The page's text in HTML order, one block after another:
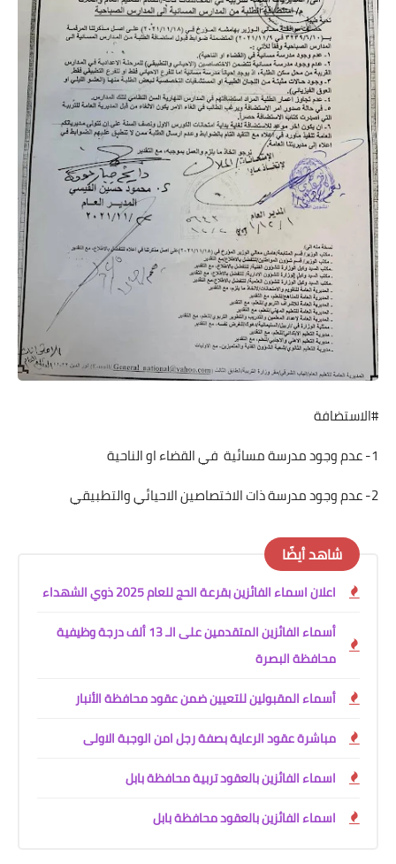
#الاستضافة
1- عدم وجود مدرسة مسائية في القضاء او الناحية
2- عدم وجود مدرسة ذات الاختصاصين الاحيائي والتطبيقي
شاهد أيضًا
اعلان اسماء الفائزين بقرعة الحج للعام 2025 ذوي الشهداء
أسماء الفائزين المتقدمين على الـ 13 ألف درجة وظيفية
محافظة البصرة
أسماء المقبولين للتعيين ضمن عقود محافظة الأنبار
مباشرة عقود الرعاية بصفة رجل امن الوجبة الاولى
اسماء الفائزين بالعقود تربية محافظة بابل
اسماء الفائزين بالعقود محافظة بابل